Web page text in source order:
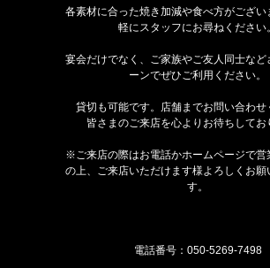
各素材に合った焼き加減や食べ方がござい
軽にスタッフにお尋ねください。
宴会だけでなく、ご家族やご友人同士など
ーンでぜひご利用ください。
貸切も可能です。店舗までお問い合わせ
皆さまのご来店を心よりお待ちしてお
※ご来店の際はお電話かホームページで営
の上、ご来店いただけます様よろしくお願
す。
電話番号： 050-5269-7498